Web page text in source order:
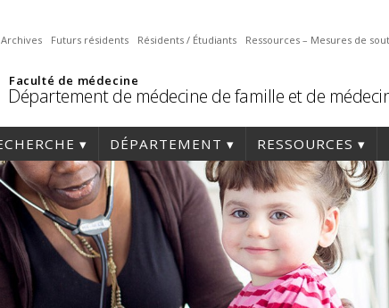
Futurs résidents Résidents / Étudiants Ressources – Mesures de
Faculté de médecine
Département de médecine de famille et de
DÉPARTEMENT RESSOURCES